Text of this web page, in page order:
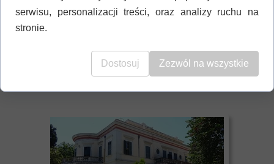
Według legendy jest ona strażniczką
wspaniałych skarbów ukrytych w
serwisu, personalizacji treści, oraz analizy ruchu na
stronie.
Dostosuj Zezwól na wszystkie